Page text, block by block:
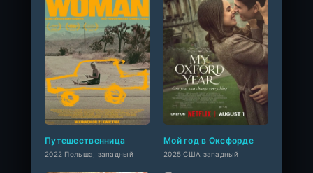
Путешественница
2022 Польша, западный
Мой год в Оксфорде
2025 США западный